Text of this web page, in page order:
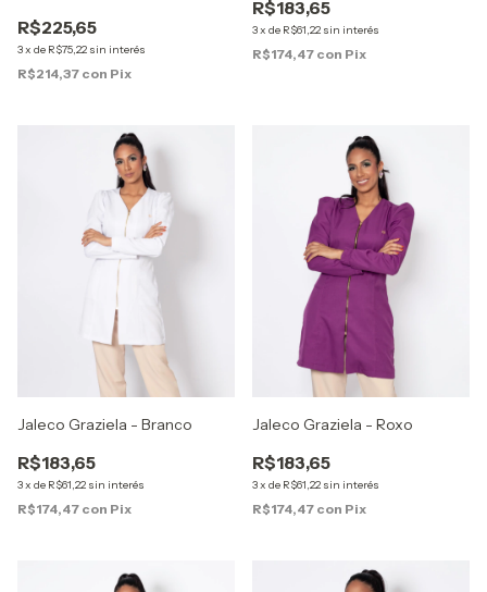
R$225,65
3x de R$75,22 sin interés
R$214,37 con Pix
R$183,65
3x de R$61,22 sin interés
R$174,47 con Pix
Jaleco Graziela - Branco
R$183,65
3x de R$61,22 sin interés
R$174,47 con Pix
Jaleco Graziela - Roxo
R$183,65
3x de R$61,22 sin interés
R$174,47 con Pix